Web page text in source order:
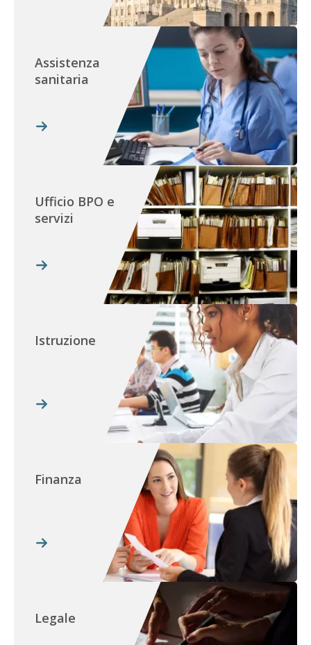
Assistenza
sanitaria
Ufficio BPO e
servizi
Istruzione
Finanza
Legale